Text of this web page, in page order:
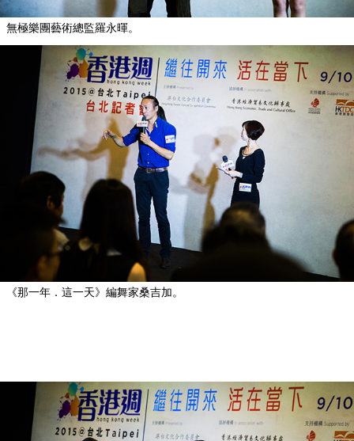
無極樂團藝術總監羅永暉。
《那一年．這一天》編舞家桑吉加。